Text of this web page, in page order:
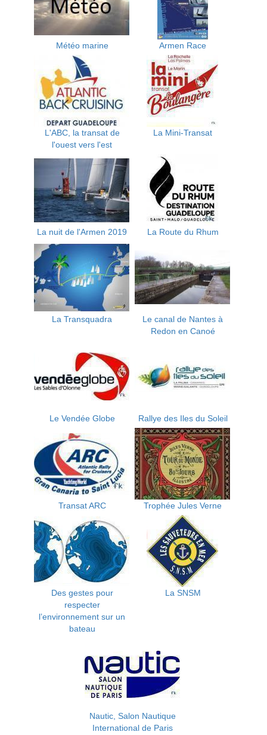
Météo marine Armen Race
L'ABC, la transat de
l'ouest vers l'est
La Mini-Transat
La nuit de l'Armen 2019 La Route du Rhum
La Transquadra
Le canal de Nantes à
Redon en Canoé
Le Vendée Globe Rallye des Iles du Soleil
Transat ARC Trophée Jules Verne
Des gestes pour
respecter
l’environnement sur un
bateau
La SNSM
Nautic, Salon Nautique
International de Paris